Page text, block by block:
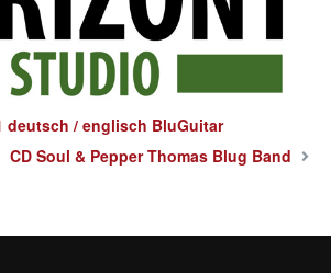
deutsch / englisch BluGuitar
CD Soul & Pepper Thomas Blug Band